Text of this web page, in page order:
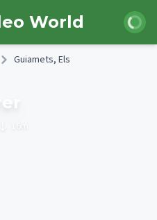
World Iniciar
Guiamets, Els